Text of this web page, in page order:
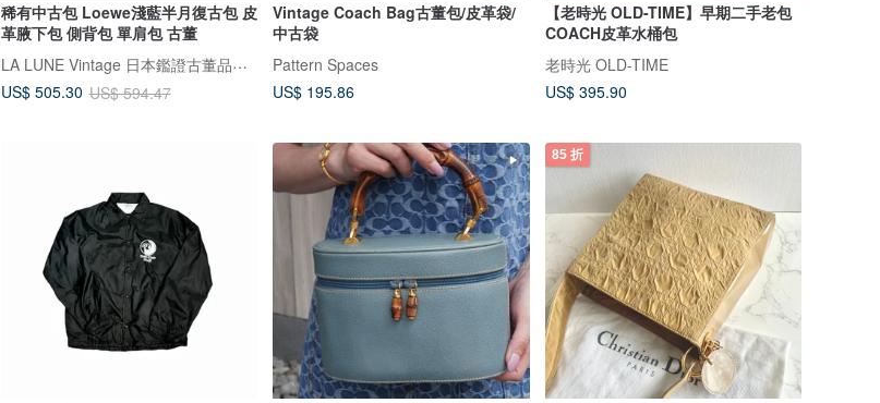
稀有中古包 Loewe淺藍半月復古包 皮
革腋下包 側背包 單肩包 古董
LA LUNE Vintage 日本鑑證古董品選物店
US$ 505.30 US$ 594.47
Vintage Coach Bag古董包/皮革袋/
中古袋
Pattern Spaces
US$ 195.86
【老時光 OLD-TIME】早期二手老包
COACH皮革水桶包
老時光 OLD-TIME
US$ 395.90
85 折